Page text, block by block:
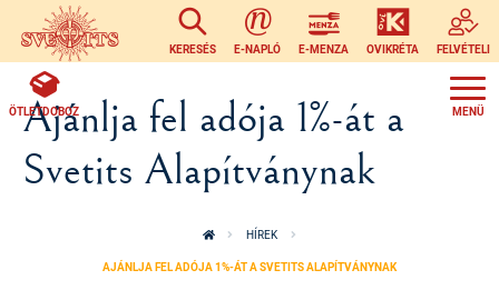
Ugrás a tartalomra
KERESÉS E-NAPLÓ E-MENZA OVIKRÉTA FELVÉTELI
ÖTLETDOBOZ
Ajánlja fel adója 1%-át a
Svetits Alapítványnak
HÍREK
AJÁNLJA FEL ADÓJA 1%-ÁT A SVETITS ALAPÍTVÁNYNAK